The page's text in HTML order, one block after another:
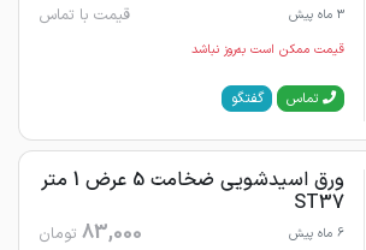
3 ماه پیش قیمت با تماس
قیمت ممکن است به‌روز نباشد
تماس گفتگو
ورق اسیدشویی ضخامت 5 عرض 1 متر
ST37
6 ماه پیش 83,000 تومان